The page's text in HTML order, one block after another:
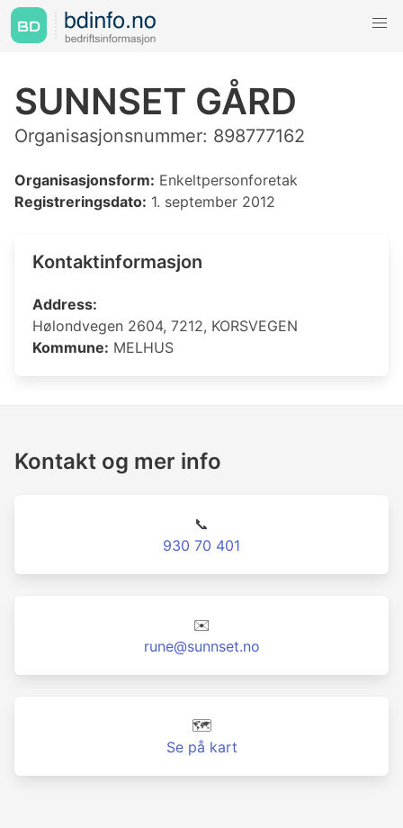
SUNNSET GÅRD
Organisasjonsnummer: 898777162
Organisasjonsform: Enkeltpersonforetak
Registreringsdato: 1. september 2012
Kontaktinformasjon
Address:
Hølondvegen 2604, 7212, KORSVEGEN
Kommune: MELHUS
Kontakt og mer info
📞
930 70 401
✉️
rune@sunnset.no
🗺️
Se på kart